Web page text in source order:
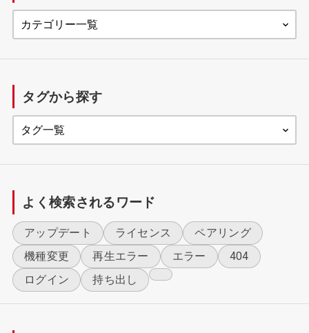
製品に関するご意見・不具合報告
タグから探す
よく検索されるワード
アップデート ライセンス
ペアリング
機種変更
再生エラー エラー
404
ログイン
持ち出し